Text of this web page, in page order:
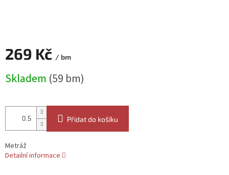
269 Kč / bm
cena:
Skladem (59 bm)
Přidat do košíku
Metráž
Detailní informace